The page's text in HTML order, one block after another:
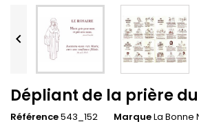

Dépliant de la prière
Référence543_152 MarqueLa Bonne